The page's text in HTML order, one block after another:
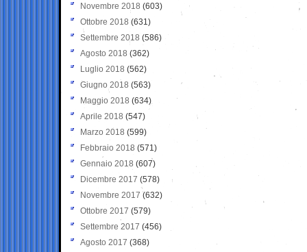
Novembre 2018 (603)
Ottobre 2018 (631)
Settembre 2018 (586)
Agosto 2018 (362)
Luglio 2018 (562)
Giugno 2018 (563)
Maggio 2018 (634)
Aprile 2018 (547)
Marzo 2018 (599)
Febbraio 2018 (571)
Gennaio 2018 (607)
Dicembre 2017 (578)
Novembre 2017 (632)
Ottobre 2017 (579)
Settembre 2017 (456)
Agosto 2017 (368)